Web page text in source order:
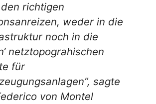
richtigen
weder in die
noch in die
netztopograhischen
für
sagte
von Montel